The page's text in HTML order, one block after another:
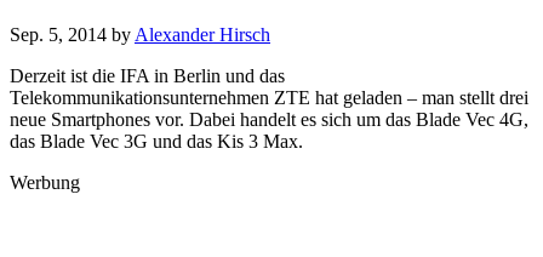
Sep. 5, 2014 by Alexander Hirsch
Derzeit ist die IFA in Berlin und das
Telekommunikationsunternehmen ZTE hat geladen – man stellt drei
neue Smartphones vor. Dabei handelt es sich um das Blade Vec 4G,
das Blade Vec 3G und das Kis 3 Max.
Werbung